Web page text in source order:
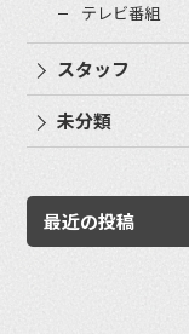
テレビ番組
スタッフ
未分類
最近の投稿